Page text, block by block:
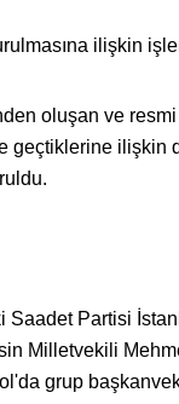
ilişkin
oluşan ve
ilişkin
Partisi
Milletvekili
grup